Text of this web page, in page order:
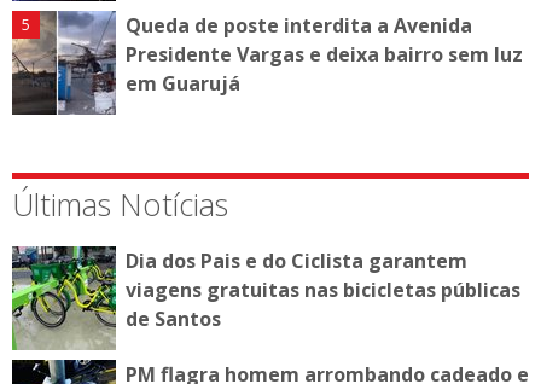
Queda de poste interdita a Avenida
Presidente Vargas e deixa bairro sem luz
em Guarujá
Últimas Notícias
Dia dos Pais e do Ciclista garantem
viagens gratuitas nas bicicletas públicas
de Santos
PM flagra homem arrombando cadeado e